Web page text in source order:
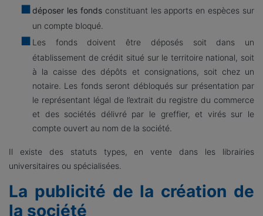
déposer les fondsconstituant les apports en espèces sur
un compte bloqué.
Les fonds doivent être déposés soit dans un
établissement de crédit situé sur le territoire national, soit
à la caisse des dépôts et consignations, soit chez un
notaire. Les fonds seront débloqués sur présentation par
le représentant légal de l’extrait du registre du commerce
et des sociétés délivré par le greffier, et virés sur le
compte ouvert au nom de la société.
Il existe des statuts types, en vente dans les librairies
universitaires ou spécialisées.
La publicité de la création de
la société